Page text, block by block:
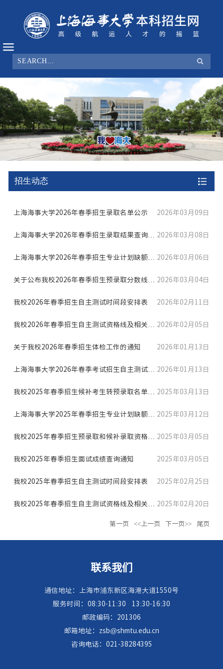
招生动态
上海海事大学2026年春季招生录取名单公示 2026年03月09日
上海海事大学2026年春季招生录取结果查询通
知
2026年03月08日
上海海事大学2026年春季招生专业计划缺额情
况公布
2026年03月06日
关于公布我校2026年春季招生预录取分数线及
面试成绩相关查询的通...
2026年03月04日
我校2026年春季招生自主测试时间段安排表 2026年02月11日
我校2026年春季招生自主测试资格线及相关通
知
2026年02月05日
关于我校2026年春季招生体检工作的通知 2026年01月13日
上海海事大学2026年春季考试招生自主测试实
施方案
2026年01月13日
我校2025年春季招生候补考生转预录取名单公
示
2025年03月13日
上海海事大学2025年春季招生专业计划缺额情
况公布
2025年03月12日
我校2025年春季招生预录取和候补录取资格考
生名单公示
2025年03月05日
我校2025年春季招生面试成绩查询通知 2025年03月05日
我校2025年春季招生自主测试时间段安排表 2025年02月25日
我校2025年春季招生自主测试资格线及相关通 2025年02月20日
第一页 <<上一页 下一页>> 尾页
联系我们
通信地址：上海市浦东新区海港大道1550号
服务时间：08:30-11:30
13:30-16:30
邮政编码：201306
邮箱地址：zsb@shmtu.edu.cn
咨询电话：021-38284395